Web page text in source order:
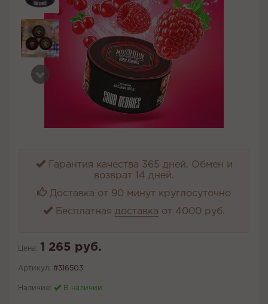
Гарантия качества 365 дней. Обмен и
возврат 14 дней.
Доставка от 90 минут круглосуточно
Бесплатная доставка от 4000 руб.
Цена: 1 265 руб.
Артикул: #316503
Наличие: В наличии